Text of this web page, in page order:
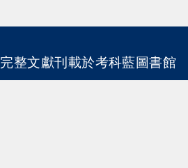
完整文獻刊載於考科藍圖書館